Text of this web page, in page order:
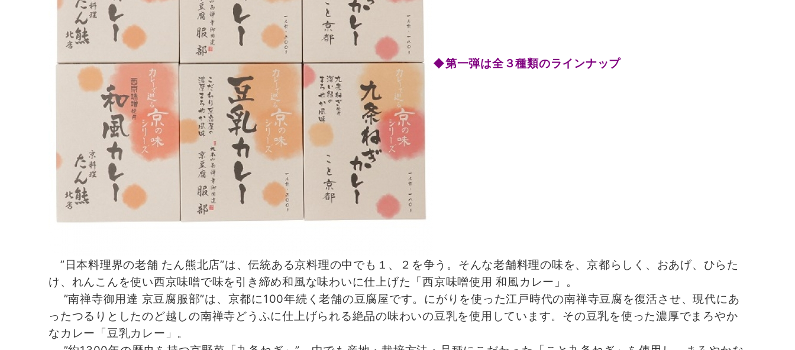
◆第一弾は全３種類のラインナップ
”日本料理界の老舗 たん熊北店”は、伝統ある京料理の中でも１、２を争う。そんな老舗料理の味を、京都らしく、おあげ、ひらた
け、れんこんを使い西京味噌で味を引き締め和風な味わいに仕上げた「西京味噌使用 和風カレー」。
”南禅寺御用達 京豆腐服部”は、京都に100年続く老舗の豆腐屋です。にがりを使った江戸時代の南禅寺豆腐を復活させ、現代にあ
ったつるりとしたのど越しの南禅寺どうふに仕上げられる絶品の味わいの豆乳を使用しています。その豆乳を使った濃厚でまろやか
なカレー「豆乳カレー」。